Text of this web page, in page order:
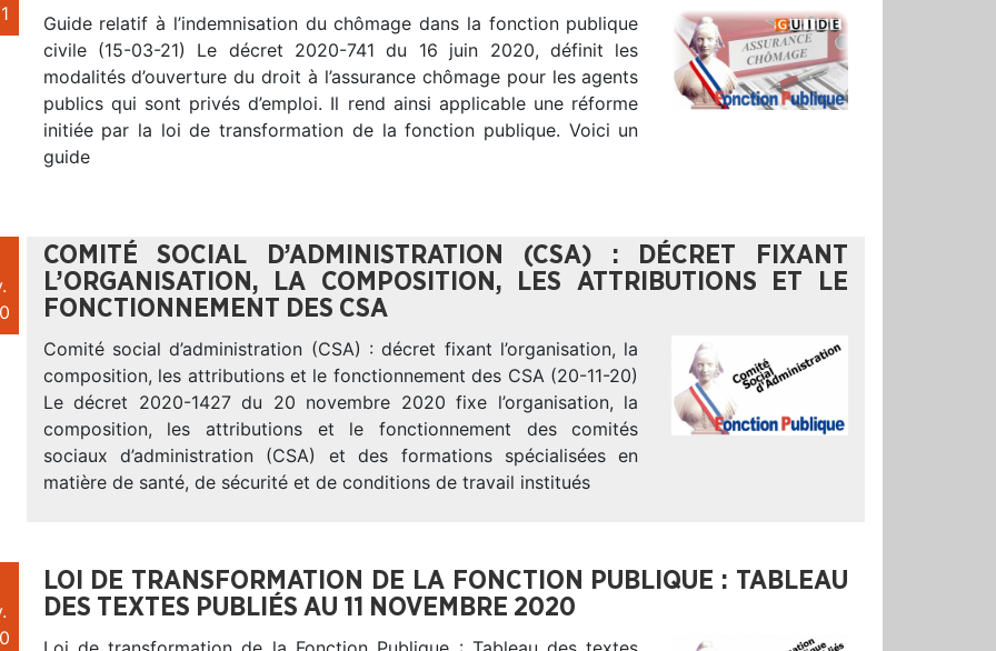
Guide relatif à l’indemnisation du chômage dans la fonction publique
civile (15-03-21) Le décret 2020-741 du 16 juin 2020, définit les
modalités d’ouverture du droit à l’assurance chômage pour les agents
publics qui sont privés d’emploi. Il rend ainsi applicable une réforme
initiée par la loi de transformation de la fonction publique. Voici un
guide
COMITÉ SOCIAL D’ADMINISTRATION (CSA) : DÉCRET FIXANT
L’ORGANISATION, LA COMPOSITION, LES ATTRIBUTIONS ET LE
FONCTIONNEMENT DES CSA
Comité social d’administration (CSA) : décret fixant l’organisation, la
composition, les attributions et le fonctionnement des CSA (20-11-20)
Le décret 2020-1427 du 20 novembre 2020 fixe l’organisation, la
composition, les attributions et le fonctionnement des comités
sociaux d’administration (CSA) et des formations spécialisées en
matière de santé, de sécurité et de conditions de travail institués
LOI DE TRANSFORMATION DE LA FONCTION PUBLIQUE : TABLEAU
DES TEXTES PUBLIÉS AU 11 NOVEMBRE 2020